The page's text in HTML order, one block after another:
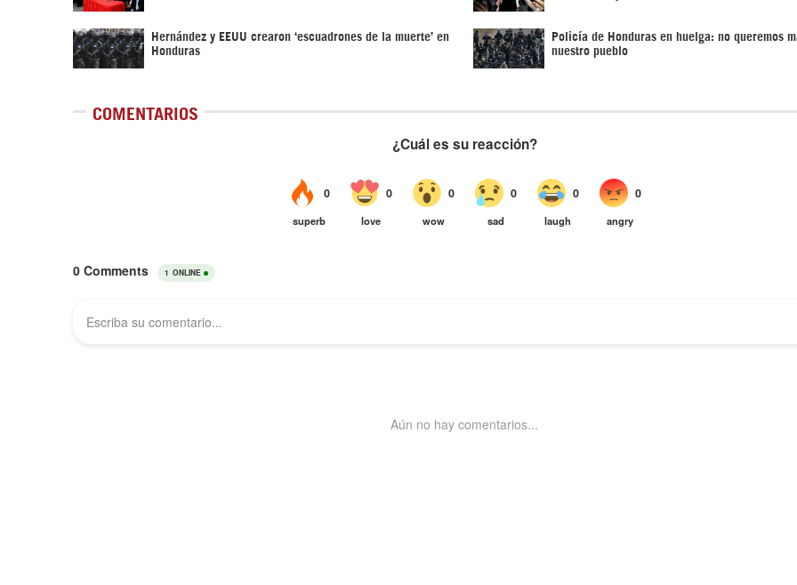
Hernández y EEUU crearon ‘escuadrones de la muerte’ en
Honduras
Policía de Honduras en huelga: no queremos
nuestro pueblo
COMENTARIOS